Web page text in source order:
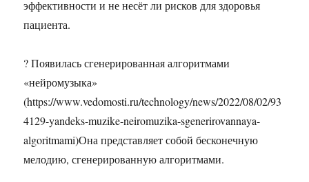
эффективности и не несёт ли рисков для здоровья
пациента.
? Появилась сгенерированная алгоритмами
«нейромузыка»
(https://www.vedomosti.ru/technology/news/2022/08/02/93
4129-yandeks-muzike-neiromuzika-sgenerirovannaya-
algoritmami)Она представляет собой бесконечную
мелодию, сгенерированную алгоритмами.